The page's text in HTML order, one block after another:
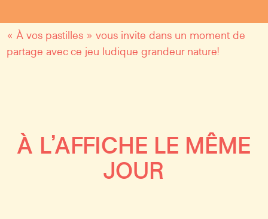
« À vos pastilles » vous invite dans un moment de
partage avec ce jeu ludique grandeur nature!
À L’AFFICHE LE MÊME
JOUR